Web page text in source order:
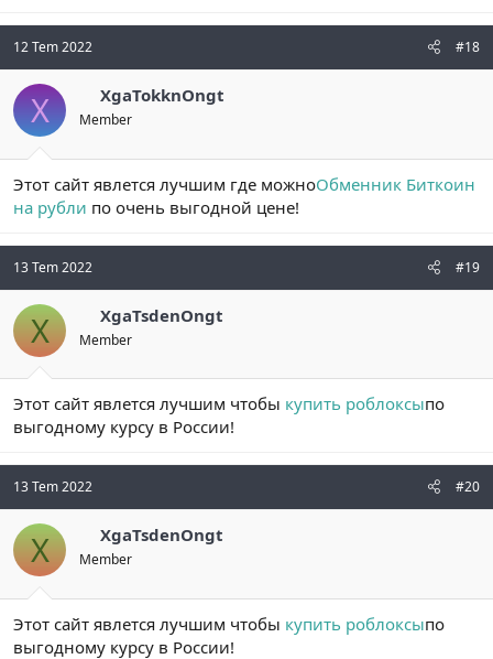
12 Tem 2022 #18
X XgaTokknOngt
Member
Этот сайт явлется лучшим где можноОбменник Биткоин
на рубли по очень выгодной цене!
13 Tem 2022 #19
X XgaTsdenOngt
Member
Этот сайт явлется лучшим чтобы купить роблоксыпо
выгодному курсу в России!
13 Tem 2022 #20
X XgaTsdenOngt
Member
Этот сайт явлется лучшим чтобы купить роблоксыпо
выгодному курсу в России!